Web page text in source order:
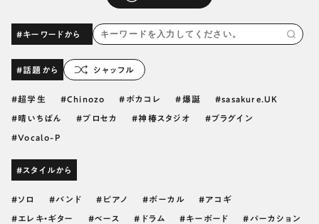
#キーワードから
#話題から シャッフル
超学生 Chinozo ボカコレ 爆誕 sasakure.UK
晴いちばん プロセカ 神椿スタジオ プラグイン
Vocalo-P
#スタイルから
ソロ バンド ピアノ ボーカル アコギ
エレキ・ギター ベース ドラム キーボード パーカション